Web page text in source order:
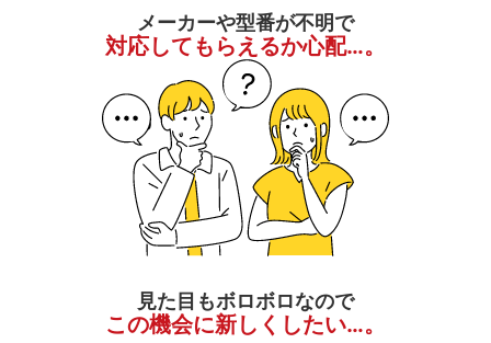
メーカーや型番が不明で
対応してもらえるか心配…。
見た目もボロボロなので
この機会に新しくしたい…。